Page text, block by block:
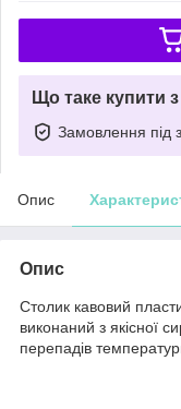
Що таке купити
Замовлення під
Опис
Опис
Столик кавовий
виконаний з якісної
перепадів